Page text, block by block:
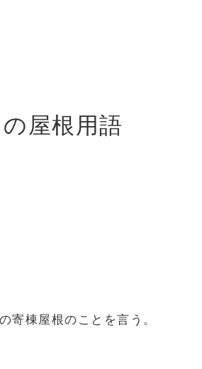
屋根用語
寄棟屋根のことを言う。